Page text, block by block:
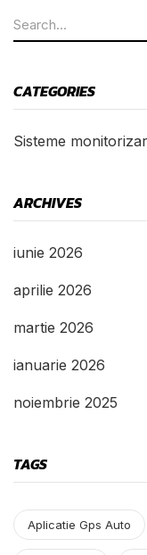
CATEGORIES
Sisteme
ARCHIVES
iunie 2026
aprilie 2026
martie 2026
ianuarie 2026
noiembrie 2025
TAGS
Aplicatie Gps Auto